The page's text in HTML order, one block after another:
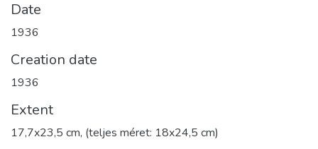
Date
1936
Creation date
1936
Extent
17,7x23,5 cm, (teljes méret: 18x24,5 cm)